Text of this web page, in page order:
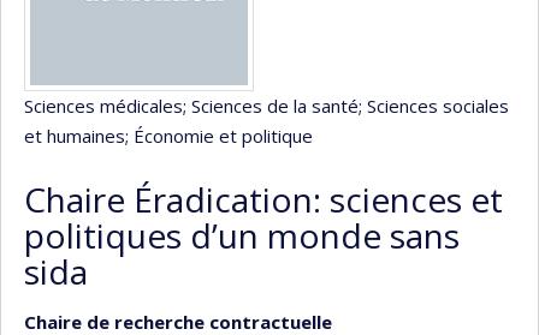
Sciences médicales; Sciences de la santé; Sciences sociales
et humaines; Économie et politique
Chaire Éradication: sciences et
politiques d’un monde sans
sida
Chaire de recherche contractuelle